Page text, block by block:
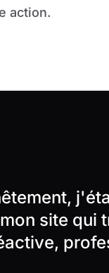
action.
site qui